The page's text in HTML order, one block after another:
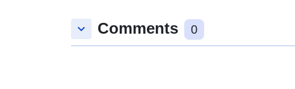
keyboard_arrow_down Comments 0